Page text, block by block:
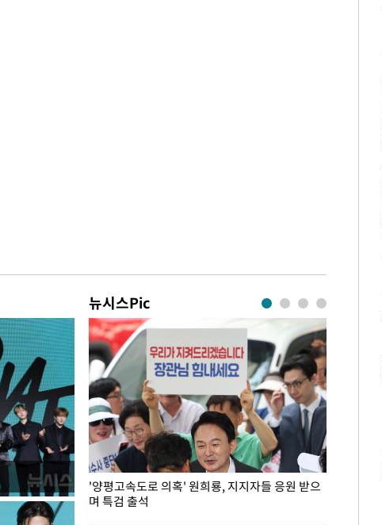
뉴시스Pic
련 대비책 최
'양평고속도로 의혹' 원희룡, 지지자들 응원 받으
며 특검 출석